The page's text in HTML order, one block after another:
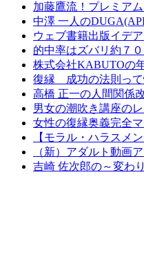
加藤鷹流！プレミア
中澤 一人の
ウェブ書籍出版イデ
的中率はズバリ約７
株式会社KABUTOの
復縁 成功の法則って
高橋 正一の人間関係
男女の潮吹き講座の
女性の復縁奥義完全
【モラル・ハラスメ
（新）アダルト動画
吉崎 佐次郎の～変わ